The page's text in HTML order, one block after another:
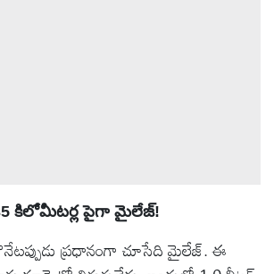
కిలోమీటర్ల పైగా మైలేజ్!
ప్రధానంగా చూసేది మైలేజ్. ఈ